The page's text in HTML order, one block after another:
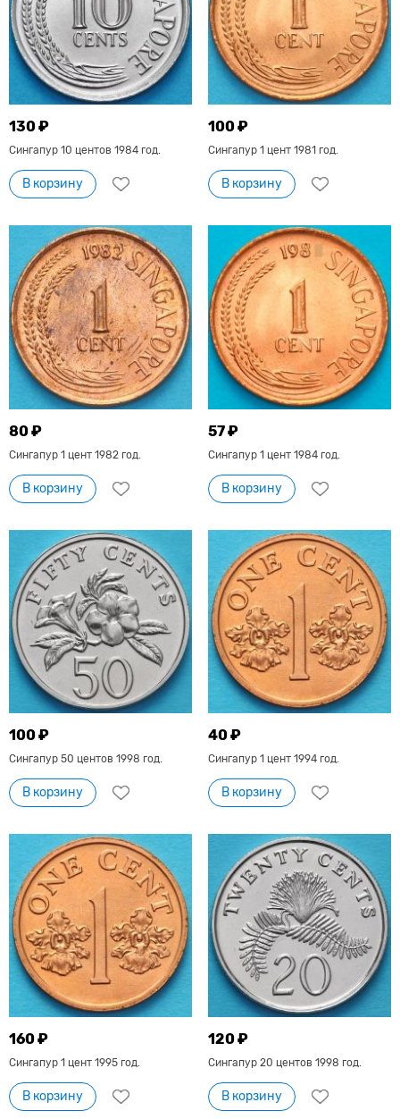
130 ₽
Сингапур 10 центов 1984 год.
В корзину
100 ₽
Сингапур 1 цент 1981 год.
В корзину
80 ₽
Сингапур 1 цент 1982 год.
В корзину
57 ₽
Сингапур 1 цент 1984 год.
В корзину
100 ₽
Сингапур 50 центов 1998 год.
В корзину
40 ₽
Сингапур 1 цент 1994 год.
В корзину
160 ₽
Сингапур 1 цент 1995 год.
В корзину
120 ₽
Сингапур 20 центов 1998 год.
В корзину